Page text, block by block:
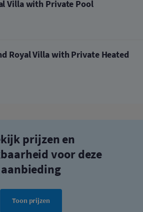
Villa with Private Pool
Royal Villa with Private Heated
prijzen en
voor deze
aanbieding
Toon prijzen